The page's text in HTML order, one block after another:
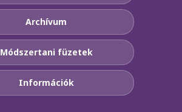
Archívum
Módszertani füzetek
Információk